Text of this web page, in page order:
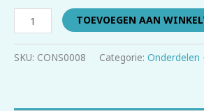
TOEVOEGEN AAN
SKU: CONS0008 Categorie: Onderdelen